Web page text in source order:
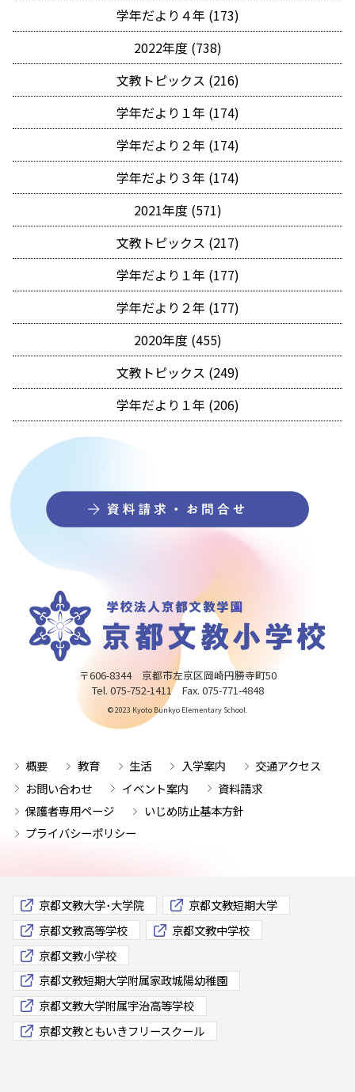
学年だより４年 (173)
2022年度 (738)
文教トピックス (216)
学年だより１年 (174)
学年だより２年 (174)
学年だより３年 (174)
2021年度 (571)
文教トピックス (217)
学年だより１年 (177)
学年だより２年 (177)
2020年度 (455)
文教トピックス (249)
学年だより１年 (206)
〒606-8344 京都市左京区岡崎円勝寺町50
Tel. 075-752-1411 Fax. 075-771-4848
© 2023 Kyoto Bunkyo Elementary School.
概要 教育 生活 入学案内
交通アクセス
お問い合わせ
イベント案内
資料請求
保護者専用ページ
いじめ防止基本方針
プライバシーポリシー
京都文教大学･大学院
京都文教短期大学
京都文教高等学校
京都文教中学校
京都文教小学校
京都文教短期大学附属家政城陽幼稚園
京都文教大学附属宇治高等学校
京都文教ともいきフリースクール